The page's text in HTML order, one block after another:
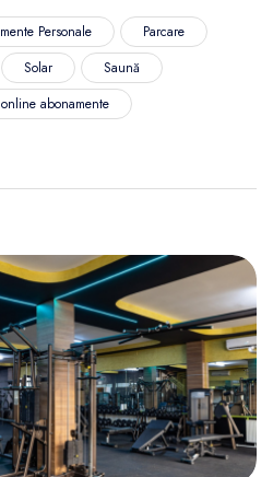
Personale
Parcare
Solar
Saună
abonamente